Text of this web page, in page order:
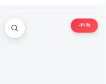
-20%